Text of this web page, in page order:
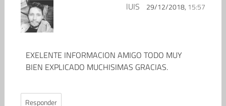
lUIS 29/12/2018, 15:57
EXELENTE INFORMACION AMIGO TODO MUY
BIEN EXPLICADO MUCHISIMAS GRACIAS.
Responder